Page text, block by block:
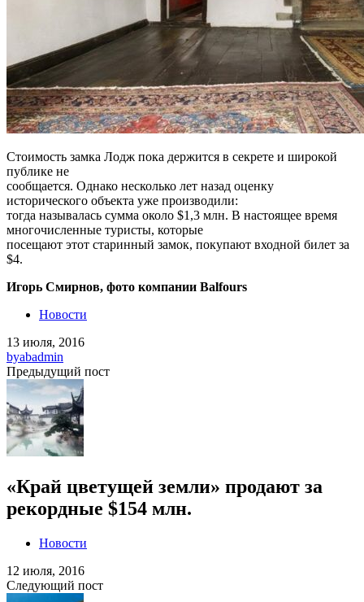
Стоимость замка Лодж пока держится в секрете и широкой
публике не
сообщается. Однако несколько лет назад оценку
исторического объекта уже производили:
тогда называлась сумма около $1,3 млн. В настоящее время
многочисленные туристы, которые
посещают этот старинный замок, покупают входной билет за
$4.
Игорь Смирнов, фото компании Balfours
Новости
13 июля, 2016
byabadmin
Предыдущий пост
«Край цветущей земли» продают за
рекордные $154 млн.
Новости
12 июля, 2016
Следующий пост